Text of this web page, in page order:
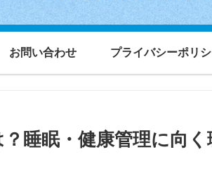
お問い合わせ プライバシーポリ
睡眠・健康管理に向